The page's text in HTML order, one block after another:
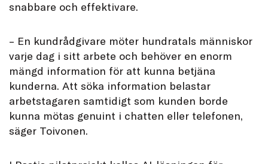
snabbare och effektivare.
– En kundrådgivare möter hundratals människor
varje dag i sitt arbete och behöver en enorm
mängd information för att kunna betjäna
kunderna. Att söka information belastar
arbetstagaren samtidigt som kunden borde
kunna mötas genuint i chatten eller telefonen,
säger Toivonen.